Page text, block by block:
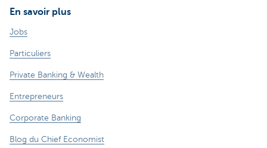
En savoir plus
Jobs
Particuliers
Private Banking & Wealth
Entrepreneurs
Corporate Banking
Blog du Chief Economist